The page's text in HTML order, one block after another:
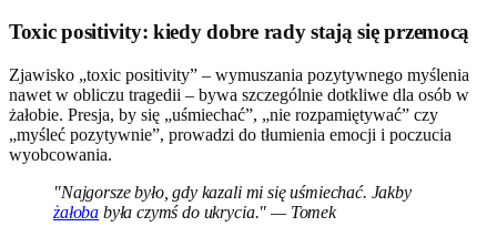
Toxic positivity: kiedy dobre rady stają się przemocą
Zjawisko „toxic positivity” – wymuszania pozytywnego myślenia
nawet w obliczu tragedii – bywa szczególnie dotkliwe dla osób w
żałobie. Presja, by się „uśmiechać”, „nie rozpamiętywać” czy
„myśleć pozytywnie”, prowadzi do tłumienia emocji i poczucia
wyobcowania.
"Najgorsze było, gdy kazali mi się uśmiechać. Jakby
żałoba była czymś do ukrycia." — Tomek